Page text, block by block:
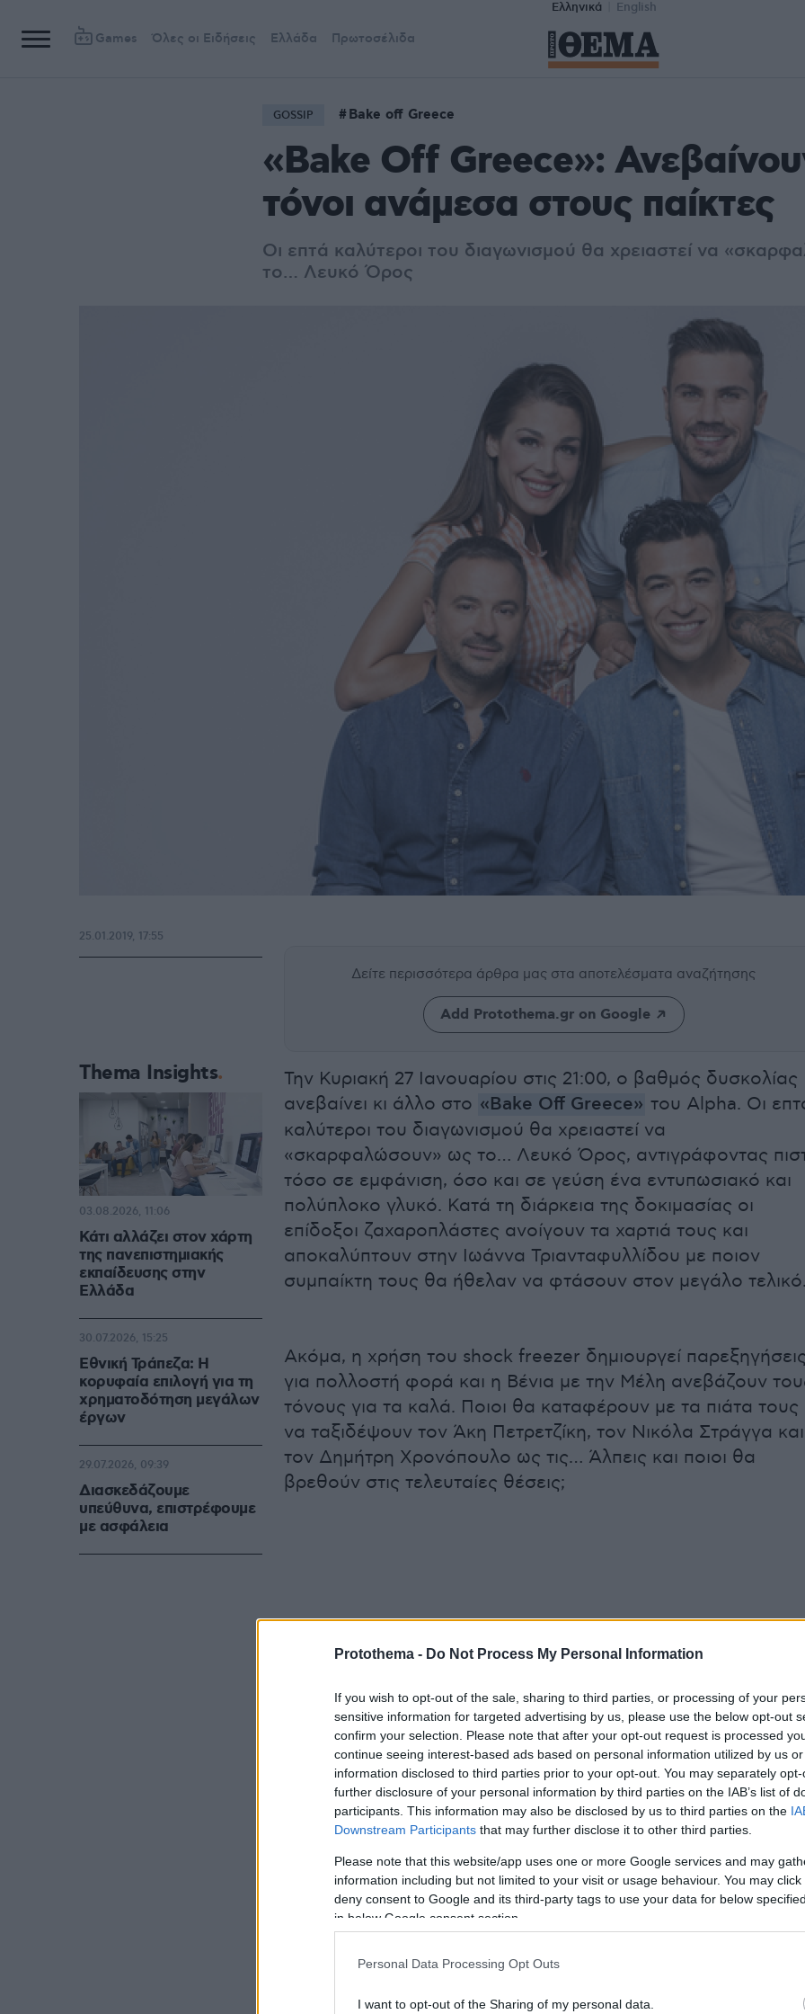
Protothema - Do Not Process My Personal Information
If you wish to opt-out of the sale, sharing to third parties, or processing of your
sensitive information for targeted advertising by us, please use the below opt-out
confirm your selection. Please note that after your opt-out request is processed
continue seeing interest-based ads based on personal information utilized by us
information disclosed to third parties prior to your opt-out. You may separately
further disclosure of your personal information by third parties on the IAB’s list of
participants. This information may also be disclosed by us to third parties on the
Downstream Participants that may further disclose it to other third parties.
Please note that this website/app uses one or more Google services and may
information including but not limited to your visit or usage behaviour. You may
deny consent to Google and its third-party tags to use your data for below
in below Google consent section.
Personal Data Processing Opt Outs
I want to opt-out of the Sharing of my personal data.
Ελληνικά English
Games Όλες οι Ειδήσεις Ελλάδα Πρωτοσέλιδα
GOSSIP Bake off Greece
«Bake Off Greece»:
τόνοι ανάμεσα στους παίκτες
Οι επτά καλύτεροι του διαγωνισμού θα χρειαστεί να
το… Λευκό Όρος
Δείτε περισσότερα άρθρα μας στα αποτελέσματα αναζήτησης
Add Protothema.gr on Google
Την Κυριακή 27 Ιανουαρίου στις 21:00, ο βαθμός δυσκολίας
ανεβαίνει κι άλλο στο «Bake Off Greece» του Alpha. Οι
καλύτεροι του διαγωνισμού θα χρειαστεί να
«σκαρφαλώσουν» ως το… Λευκό Όρος, αντιγράφοντας
τόσο σε εμφάνιση, όσο και σε γεύση ένα εντυπωσιακό και
πολύπλοκο γλυκό. Κατά τη διάρκεια της δοκιμασίας οι
επίδοξοι ζαχαροπλάστες ανοίγουν τα χαρτιά τους και
αποκαλύπτουν στην Ιωάννα Τριανταφυλλίδου με ποιον
συμπαίκτη τους θα ήθελαν να φτάσουν στον μεγάλο
Ακόμα, η χρήση του shock freezer δημιουργεί
για πολλοστή φορά και η Βένια με την Μέλη ανεβάζουν
τόνους για τα καλά. Ποιοι θα καταφέρουν με τα πιάτα τους
να ταξιδέψουν τον Άκη Πετρετζίκη, τον Νικόλα Στράγγα και
τον Δημήτρη Χρονόπουλο ως τις… Άλπεις και ποιοι θα
βρεθούν στις τελευταίες θέσεις;
25.01.2019, 17:55
Thema Insights
Κάτι αλλάζει στον χάρτη
της πανεπιστημιακής
εκπαίδευσης στην
Ελλάδα
03.08.2026, 11:06
Εθνική Τράπεζα: Η
κορυφαία επιλογή για τη
χρηματοδότηση μεγάλων
έργων
30.07.2026, 15:25
Διασκεδάζουμε
υπεύθυνα, επιστρέφουμε
με ασφάλεια
29.07.2026, 09:39